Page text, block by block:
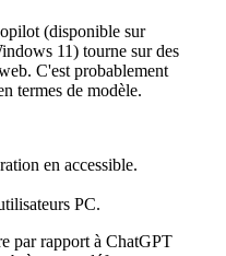
(disponible sur
11) tourne sur des
C'est probablement
termes de modèle.
en accessible.
PC.
par rapport à ChatGPT